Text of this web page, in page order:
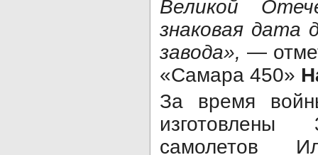
Великой
знаковая дата
завода», —
«Самара 450»
За время
самолетов